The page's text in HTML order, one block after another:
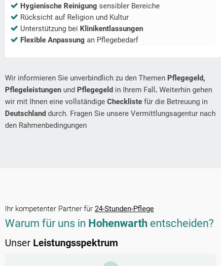
Hygienische Reinigung sensibler Bereiche
Rücksicht auf Religion und Kultur
Unterstützung bei Klinikentlassungen
Flexible Anpassung an Pflegebedarf
Wir informieren Sie unverbindlich zu den Themen Pflegegeld,
Pflegeleistungen und Pflegegeld in Ihrem Fall . Weiterhin gehen
wir mit Ihnen eine vollständige Checkliste für die Betreuung in
Deutschland durch. Fragen Sie unsere Vermittlungsagentur nach
den Rahmenbedingungen
Ihr kompetenter Partner für 24-Stunden-Pflege
Warum für uns in Hohenwarth entscheiden?
Unser Leistungsspektrum